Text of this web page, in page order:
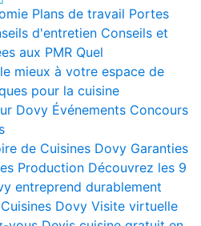
Plans de travail Portes
d'entretien Conseils et
aux PMR Quel
mieux à votre espace de
pour la cuisine
Dovy Événements Concours
de Cuisines Dovy Garanties
Production Découvrez les 9
entreprend durablement
Dovy Visite virtuelle